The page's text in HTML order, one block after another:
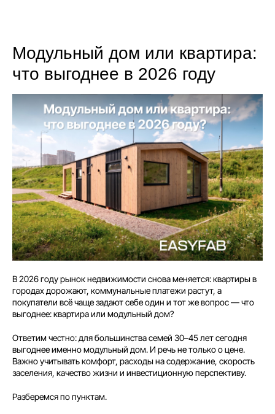
Модульный дом или квартира:
что выгоднее в 2026 году
В 2026 году рынок недвижимости снова меняется: квартиры в
городах дорожают, коммунальные платежи растут, а
покупатели всё чаще задают себе один и тот же вопрос — что
выгоднее: квартира или модульный дом?
Ответим честно: для большинства семей 30–45 лет сегодня
выгоднее именно модульный дом. И речь не только о цене.
Важно учитывать комфорт, расходы на содержание, скорость
заселения, качество жизни и инвестиционную перспективу.
Разберемся по пунктам.